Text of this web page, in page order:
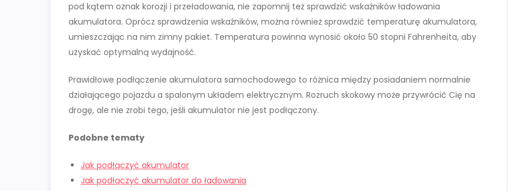
pod kątem oznak korozji i przeładowania, nie zapomnij też sprawdzić wskaźników ładowania
akumulatora. Oprócz sprawdzenia wskaźników, można również sprawdzić temperaturę akumulatora,
umieszczając na nim zimny pakiet. Temperatura powinna wynosić około 50 stopni Fahrenheita, aby
uzyskać optymalną wydajność.
Prawidłowe podłączenie akumulatora samochodowego to różnica między posiadaniem normalnie
działającego pojazdu a spalonym układem elektrycznym. Rozruch skokowy może przywrócić Cię na
drogę, ale nie zrobi tego, jeśli akumulator nie jest podłączony.
Podobne tematy
Jak podłączyć akumulator
Jak podłączyć akumulator do ładowania